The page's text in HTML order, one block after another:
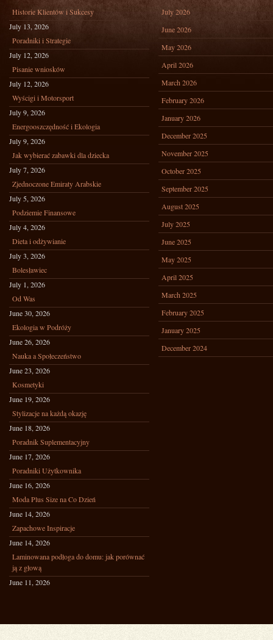
Historie Klientów i Sukcesy
July 13, 2026
Poradniki i Strategie
July 12, 2026
Pisanie wniosków
July 12, 2026
Wyścigi i Motorsport
July 9, 2026
Energooszczędność i Ekologia
July 9, 2026
Jak wybierać zabawki dla dziecka
July 7, 2026
Zjednoczone Emiraty Arabskie
July 5, 2026
Podziemie Finansowe
July 4, 2026
Dieta i odżywianie
July 3, 2026
Bolesławiec
July 1, 2026
Od Was
June 30, 2026
Ekologia w Podróży
June 26, 2026
Nauka a Społeczeństwo
June 23, 2026
Kosmetyki
June 19, 2026
Stylizacje na każdą okazję
June 18, 2026
Poradnik Suplementacyjny
June 17, 2026
Poradniki Użytkownika
June 16, 2026
Moda Plus Size na Co Dzień
June 14, 2026
Zapachowe Inspiracje
June 14, 2026
Laminowana podłoga do domu: jak porównać
ją z głową
June 11, 2026
July 2026
June 2026
May 2026
April 2026
March 2026
February 2026
January 2026
December 2025
November 2025
October 2025
September 2025
August 2025
July 2025
June 2025
May 2025
April 2025
March 2025
February 2025
January 2025
December 2024